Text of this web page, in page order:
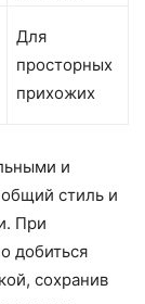
Для
просторных
прихожих
и
стиль и
При
добиться
сохранив